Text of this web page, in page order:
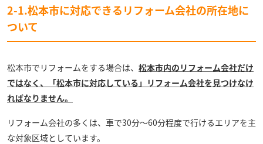
2-1.松本市に対応できるリフォーム会社の所在地に
ついて
松本市でリフォームをする場合は、 松本市内のリフォーム会社だけ
ではなく、「松本市に対応している」リフォーム会社を見つけなけ
ればなりません。
リフォーム会社の多くは、車で30分～60分程度で行けるエリアを主
な対象区域としています。